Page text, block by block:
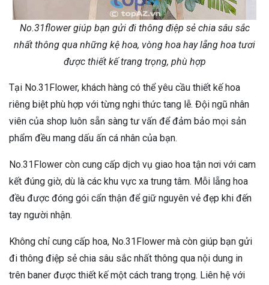
No.31flower giúp bạn gửi đi thông điệp sẻ chia sâu sắc
nhất thông qua những kệ hoa, vòng hoa hay lẵng hoa tươi
được thiết kế trang trọng, phù hợp
Tại No.31Flower, khách hàng có thể yêu cầu thiết kế hoa
riêng biệt phù hợp với từng nghi thức tang lễ. Đội ngũ nhân
viên của shop luôn sẵn sàng tư vấn để đảm bảo mọi sản
phẩm đều mang dấu ấn cá nhân của bạn.
No.31Flower còn cung cấp dịch vụ giao hoa tận nơi với cam
kết đúng giờ, dù là các khu vực xa trung tâm. Mỗi lẵng hoa
đều được đóng gói cẩn thận để giữ nguyên vẻ đẹp khi đến
tay người nhận.
Không chỉ cung cấp hoa, No.31Flower mà còn giúp bạn gửi
đi thông điệp sẻ chia sâu sắc nhất thông qua nội dung in
trên baner được thiết kế một cách trang trọng. Liên hệ với